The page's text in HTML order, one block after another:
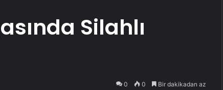
Silahlı
0 0 Bir dakikadan az